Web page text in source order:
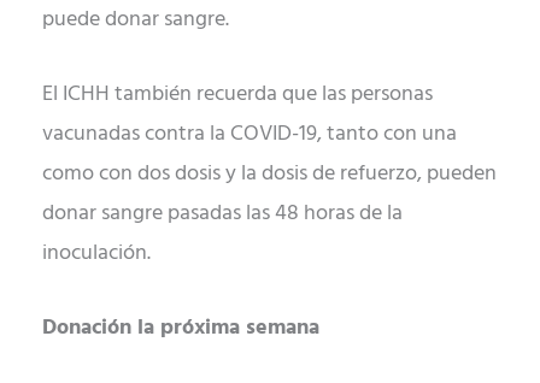
puede donar sangre.
El ICHH también recuerda que las personas
vacunadas contra la COVID-19, tanto con una
como con dos dosis y la dosis de refuerzo, pueden
donar sangre pasadas las 48 horas de la
inoculación.
Donación la próxima semana